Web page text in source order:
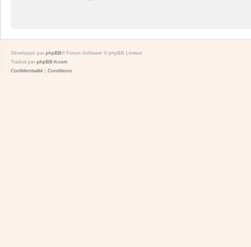
Développé par phpBB® Forum Software © phpBB Limited
Traduit par phpBB-fr.com
Confidentialité | Conditions